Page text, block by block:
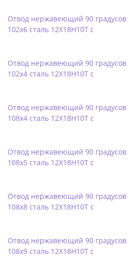
Отвод нержавеющий 90 градусов
102х6 сталь 12Х18Н10Т с
Отвод нержавеющий 90 градусов
102х4 сталь 12Х18Н10Т с
Отвод нержавеющий 90 градусов
108х4 сталь 12Х18Н10Т с
Отвод нержавеющий 90 градусов
108х5 сталь 12Х18Н10Т с
Отвод нержавеющий 90 градусов
108х8 сталь 12Х18Н10Т с
Отвод нержавеющий 90 градусов
108х9 сталь 12Х18Н10Т с